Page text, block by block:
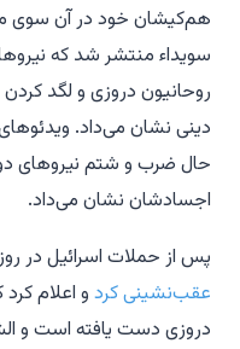
هم‌کیشان خود در آن سوی
سویداء منتشر شد که
روحانیون دروزی و لگد
دینی نشان می‌داد.
حال ضرب و شتم نیروهای
اجسادشان نشان می‌داد.
پس از حملات اسرائیل در
عقب‌نشینی کردو اعلام
دروزی دست یافته است و